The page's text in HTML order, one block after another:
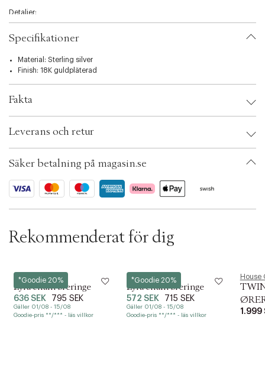
o
s
l
e
c
t
i
o
n
Detaljer:
Handgjord i 18K - 925 sterlingsilver med e-beläggning.
Med tre pavé-set zirconia stenar och en fin länkkedja.
- och allergivänlig för bekväm vardagsklädsel.
Längd: 2,5 cm.
Specifikationer
Material: Sterling silver
Finish: 18K guldpläterad
Fakta
EAN: 5713395176568
Ax numbers: 07136646
ID: BRCD33-030Y
Leverans och retur
Säker betalning på magasin.se
Rekommenderat för dig
*Goodie 20%
Hultquist
Lyra chain øreringe
636 SEK 795 SEK
Gäller 01/08 - 15/08
Goodie-pris **/*** - läs villkor
*Goodie 20%
Hultquist
Lyra chain øreringe
572 SEK 715 SEK
Gäller 01/08 - 15/08
Goodie-pris **/*** - läs villkor
House
1.999